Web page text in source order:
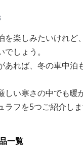
を楽しみたいけれど
しょう。
あれば、冬の車中泊
しい寒さの中でも暖
ラフを5つご紹介しま
一覧